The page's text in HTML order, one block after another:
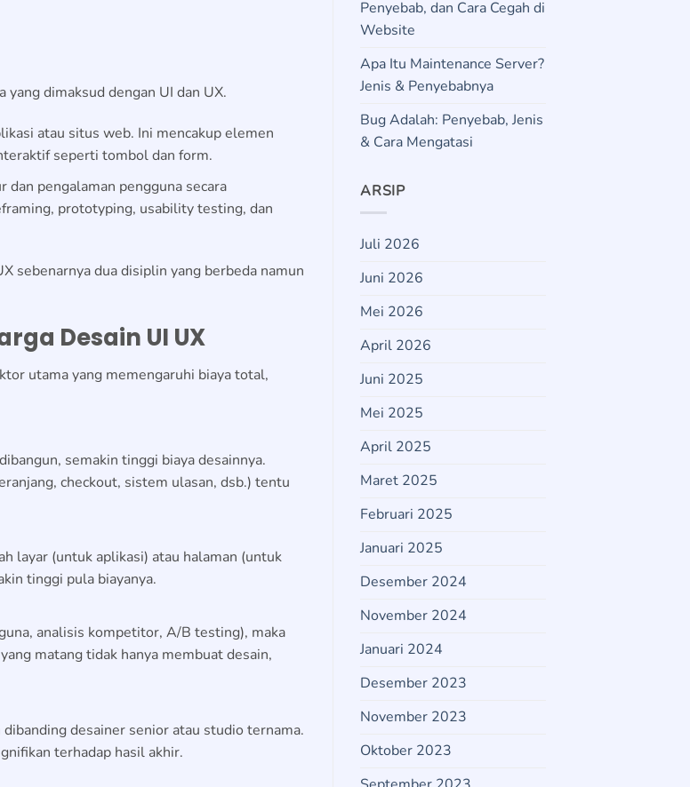
dimaksud dengan UI dan UX.
atau situs web. Ini mencakup elemen
seperti tombol dan form.
pengalaman pengguna secara
prototyping, usability testing, dan
sebenarnya dua disiplin yang berbeda namun
Desain UI UX
utama yang memengaruhi biaya total,
semakin tinggi biaya desainnya.
checkout, sistem ulasan, dsb.) tentu
layar (untuk aplikasi) atau halaman (untuk
tinggi pula biayanya.
analisis kompetitor, A/B testing), maka
matang tidak hanya membuat desain,
desainer senior atau studio ternama.
terhadap hasil akhir.
Penyebab, dan Cara Cegah di
Website
Apa Itu Maintenance Server?
Jenis & Penyebabnya
Bug Adalah: Penyebab, Jenis
& Cara Mengatasi
ARSIP
Juli 2026
Juni 2026
Mei 2026
April 2026
Juni 2025
Mei 2025
April 2025
Maret 2025
Februari 2025
Januari 2025
Desember 2024
November 2024
Januari 2024
Desember 2023
November 2023
Oktober 2023